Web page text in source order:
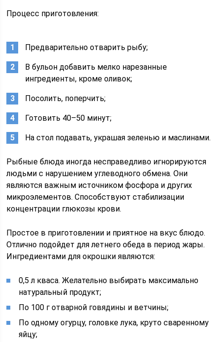
Процесс приготовления:
Предварительно отварить рыбу;
В бульон добавить мелко нарезанные
ингредиенты, кроме оливок;
Посолить, поперчить;
Готовить 40–50 минут;
На стол подавать, украшая зеленью и маслинами.
Рыбные блюда иногда несправедливо игнорируются
людьми с нарушением углеводного обмена. Они
являются важным источником фосфора и других
микроэлементов. Способствуют стабилизации
концентрации глюкозы крови.
Простое в приготовлении и приятное на вкус блюдо.
Отлично подойдет для летнего обеда в период жары.
Ингредиентами для окрошки являются:
0,5 л кваса. Желательно выбирать максимально
натуральный продукт;
По 100 г отварной говядины и ветчины;
По одному огурцу, головке лука, круто сваренному
яйцу;